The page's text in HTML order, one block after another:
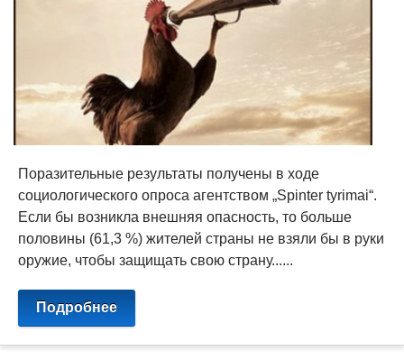
Поразительные результаты получены в ходе
социологического опроса агентством „Spinter tyrimai“.
Если бы возникла внешняя опасность, то больше
половины (61,3 %) жителей страны не взяли бы в руки
оружие, чтобы защищать свою страну......
Подробнее